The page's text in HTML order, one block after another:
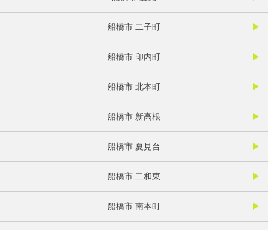
船橋市 二子町
船橋市 印内町
船橋市 北本町
船橋市 新高根
船橋市 夏見台
船橋市 二和東
船橋市 南本町